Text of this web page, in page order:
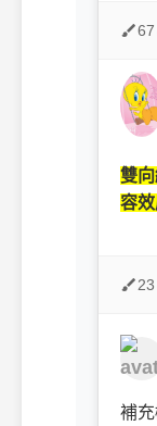
67
雙
容
23
補